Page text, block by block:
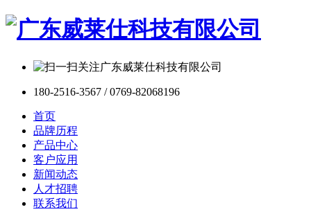
180-2516-3567 / 0769-82068196
首页
品牌历程
产品中心
客户应用
新闻动态
人才招聘
联系我们